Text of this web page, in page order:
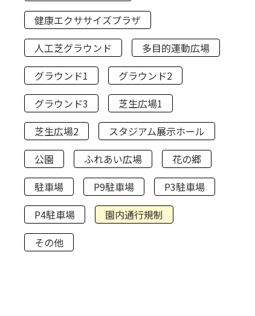
健康エクササイズプラザ
人工芝グラウンド
多目的運動広場
グラウンド1
グラウンド2
グラウンド3
芝生広場1
芝生広場2
スタジアム展示ホール
公園
ふれあい広場
花の郷
駐車場
P9駐車場
P3駐車場
P4駐車場
園内通行規制
その他